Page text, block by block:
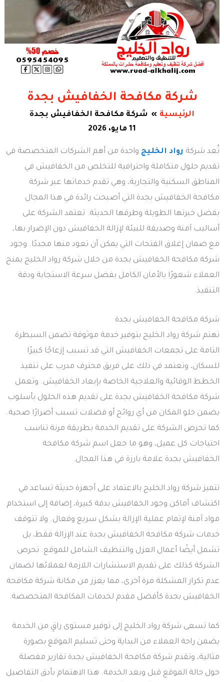
شركة مكافحة الخفافيش بجدة
الرئيسية
شركة مكافحة الخفافيش بجدة
11 مايو، 2026
تُعد شركة رواد الخليج واحدة من أهم الشركات المتخصصة في
تقديم حلول متكاملة واحترافية للتخلص من الخفافيش في
المناطق السكنية والتجارية، وهي تقدم خدماتها عبر شركة
مكافحة الخفافيش بجدة التي أصبحت رائدة في هذا المجال
بفضل خبرتها الطويلة وطرقها الحديثة. تعتمد الشركة على
أساليب آمنة وصديقة للبيئة لإزالة الخفافيش دون الإضرار بها،
مع ضمان إغلاق الفتحات التي يمكن أن تعود منها مجددًا. وجود
شركة مكافحة الخفافيش بجدة من خلال شركة رواد الخليج يمنح
العملاء شعورًا بالأمان الكامل بفضل سرعة الاستجابة ودقة
التنفيذ.
شركة مكافحة الخفافيش بجدة
تهتم شركة رواد الخليج بتوفير خدمة موثوقة تضمن السيطرة
التامة على تجمعات الخفافيش التي قد تسبب إزعاجًا كبيرًا
للسكان، وتعتمد في ذلك على فريق محترف مدرب على تنفيذ
الخطط الوقائية والعلاجية الخاصة بإبعاد الخفافيش. وتعمل
شركة مكافحة الخفافيش بجدة على تقديم هذه الحلول بأسلوب
يضمن خلو المكان من أي روائح أو فضلات تسبب أضرارًا صحية.
كما تحرص الشركة على تقديم الخدمة بطريقة مرنة تناسب
احتياجات كل عميل، وهو ما جعل اسم شركة مكافحة
الخفافيش بجدة علامة بارزة في هذا المجال.
تتميز شركة رواد الخليج بالاعتماد على أجهزة حديثة تساعد في
اكتشاف أماكن وجود الخفافيش بدقة كبيرة، إضافة إلى استخدام
مواد آمنة لإتمام عملية الإزالة بشكل سريع وفعال. ولا تتوقف
خدمات شركة مكافحة الخفافيش بجدة عند الإزالة فقط، بل
تشمل أيضًا أعمال العزل والتنظيف الشامل للموقع. تحرص
الشركة كذلك على تقديم الاستشارات اللازمة لعملائها لضمان
عدم تكرار المشكلة مرة أخرى، مما يعزز من مكانة شركة مكافحة
الخفافيش بجدة كأفضل مقدم لخدمات المكافحة المتخصصة.
كما تسعى شركة رواد الخليج إلى توفير مستوى راقٍ من الخدمة
يضمن راحة العملاء من البداية وحتى تسليم الموقع بصورة
مثالية، وتقدم شركة مكافحة الخفافيش بجدة تقارير مفصلة
حول حالة الموقع قبل وبعد الخدمة. هذا الاهتمام بأدق التفاصيل